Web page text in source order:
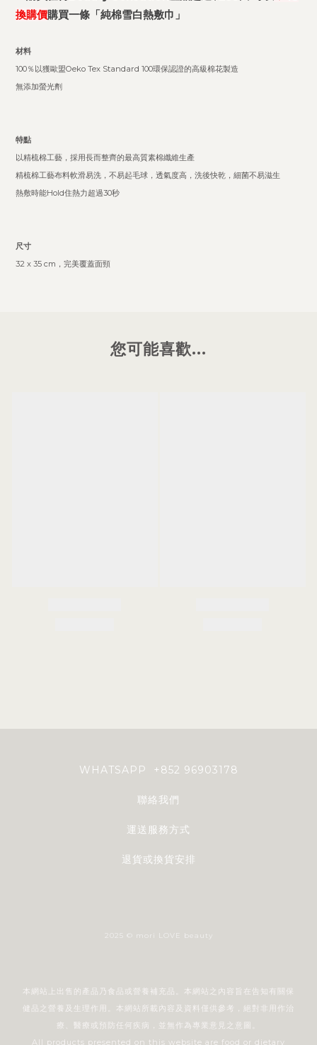
換購價購買一條「純棉雪白熱敷巾」
材料
100％以獲歐盟Oeko Tex Standard 100環保認證的高級棉花製造
無添加螢光劑
特點
以精梳棉工藝，採用長而整齊的最高質素棉纖維生產
精梳棉工藝布料軟滑易洗，不易起毛球，透氣度高，洗後快乾，細菌不易滋生
熱敷時能Hold住熱力超過30秒
尺寸
32 x 35 cm，完美覆蓋面頸
您可能喜歡...
WHATSAPP +852 96903178
聯絡我們
運送服務方式
退貨或換貨安排
2025 © mori LOVE beauty
本網站上出售的產品乃食品或營養補充品。本網站之內容旨在告知有關保
健品之營養及生理作用。本網站所載內容及資料僅供參考，絕對非用作治
療、醫療或預防任何疾病，並無作為專業意見之意圖。
All products presented on this website are food or dietary